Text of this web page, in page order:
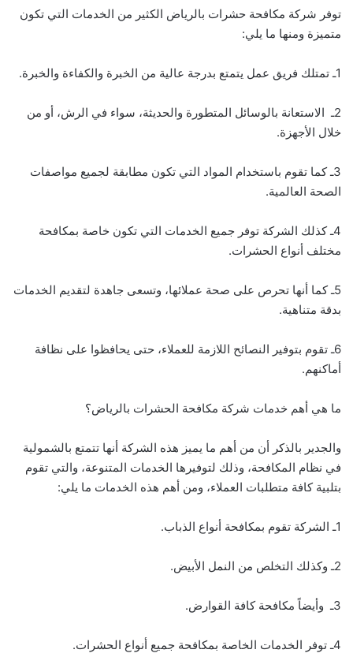
توفر شركة مكافحة حشرات بالرياض الكثير من الخدمات التي تكون
متميزة ومنها ما يلي:
1ـ تمتلك فريق عمل يتمتع بدرجة عالية من الخبرة والكفاءة والخبرة.
2ـ الاستعانة بالوسائل المتطورة والحديثة، سواء في الرش، أو من
خلال الأجهزة.
3ـ كما تقوم باستخدام المواد التي تكون مطابقة لجميع مواصفات
الصحة العالمية.
4ـ كذلك الشركة توفر جميع الخدمات التي تكون خاصة بمكافحة
مختلف أنواع الحشرات.
5ـ كما أنها تحرص على صحة عملائها، وتسعى جاهدة لتقديم الخدمات
بدقة متناهية.
6ـ تقوم بتوفير النصائح اللازمة للعملاء، حتى يحافظوا على نظافة
أماكنهم.
ما هي أهم خدمات شركة مكافحة الحشرات بالرياض؟
والجدير بالذكر أن من أهم ما يميز هذه الشركة أنها تتمتع بالشمولية
في نظام المكافحة، وذلك لتوفيرها الخدمات المتنوعة، والتي تقوم
بتلبية كافة متطلبات العملاء، ومن أهم هذه الخدمات ما يلي:
1ـ الشركة تقوم بمكافحة أنواع الذباب.
2ـ وكذلك التخلص من النمل الأبيض.
3ـ وأيضاً مكافحة كافة القوارض.
4ـ توفر الخدمات الخاصة بمكافحة جميع أنواع الحشرات.